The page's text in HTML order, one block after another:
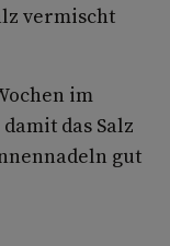
vermischt
im
das Salz
gut